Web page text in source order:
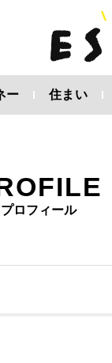
ー 住まい
プロフィール